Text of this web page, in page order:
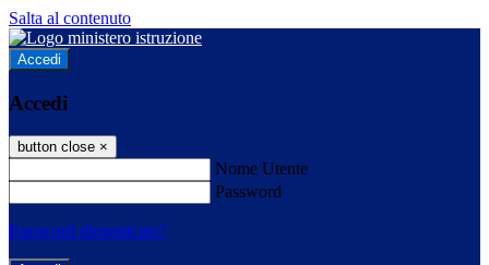
Salta al contenuto
Accedi
Accedi
button close ×
Nome Utente
Password
Password dimenticata?